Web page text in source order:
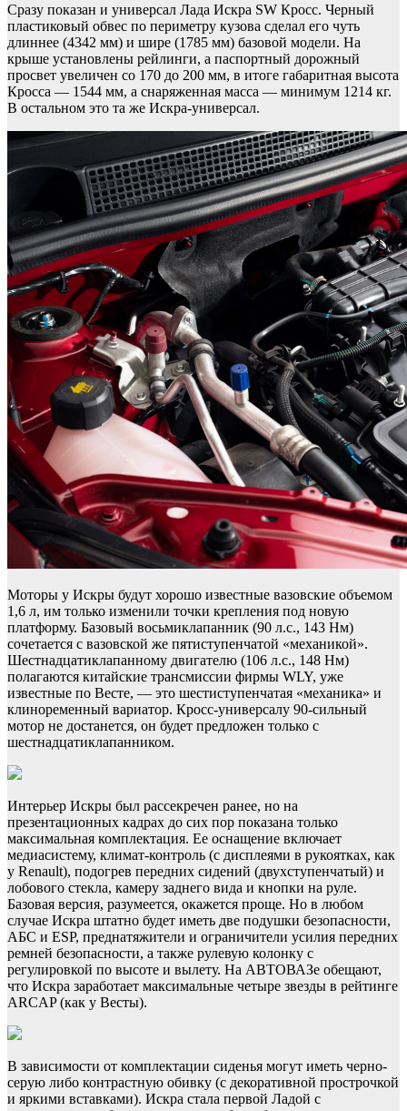
Сразу показан и универсал Лада Искра SW Кросс. Черный
пластиковый обвес по периметру кузова сделал его чуть
длиннее (4342 мм) и шире (1785 мм) базовой модели. На
крыше установлены рейлинги, а паспортный дорожный
просвет увеличен со 170 до 200 мм, в итоге габаритная высота
Кросса — 1544 мм, а снаряженная масса — минимум 1214 кг.
В остальном это та же Искра-универсал.
Моторы у Искры будут хорошо известные вазовские объемом
1,6 л, им только изменили точки крепления под новую
платформу. Базовый восьмиклапанник (90 л.с., 143 Нм)
сочетается с вазовской же пятиступенчатой «механикой».
Шестнадцатиклапанному двигателю (106 л.с., 148 Нм)
полагаются китайские трансмиссии фирмы WLY, уже
известные по Весте, — это шестиступенчатая «механика» и
клиноременный вариатор. Кросс-универсалу 90-сильный
мотор не достанется, он будет предложен только с
шестнадцатиклапанником.
Интерьер Искры был рассекречен ранее, но на
презентационных кадрах до сих пор показана только
максимальная комплектация. Ее оснащение включает
медиасистему, климат-контроль (с дисплеями в рукоятках, как
у Renault), подогрев передних сидений (двухступенчатый) и
лобового стекла, камеру заднего вида и кнопки на руле.
Базовая версия, разумеется, окажется проще. Но в любом
случае Искра штатно будет иметь две подушки безопасности,
АБС и ESP, преднатяжители и ограничители усилия передних
ремней безопасности, а также рулевую колонку с
регулировкой по высоте и вылету. На АВТОВАЗе обещают,
что Искра заработает максимальные четыре звезды в рейтинге
ARCAP (как у Весты).
В зависимости от комплектации сиденья могут иметь черно-
серую либо контрастную обивку (с декоративной прострочкой
и яркими вставками). Искра стала первой Ладой с